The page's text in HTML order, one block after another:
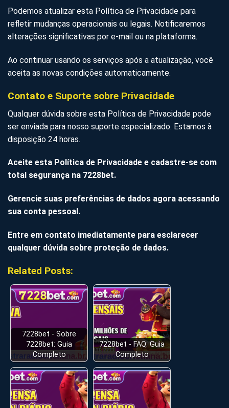
Podemos atualizar esta Política de Privacidade para
refletir mudanças operacionais ou legais. Notificaremos
alterações significativas por e-mail ou na plataforma.
Ao continuar usando os serviços após a atualização, você
aceita as novas condições automaticamente.
Contato e Suporte sobre Privacidade
Qualquer dúvida sobre esta Política de Privacidade pode
ser enviada para nosso suporte especializado. Estamos à
disposição 24 horas.
Aceite esta Política de Privacidade e cadastre-se com
total segurança na 7228bet.
Gerencie suas preferências de dados agora acessando
sua conta pessoal.
Entre em contato imediatamente para esclarecer
qualquer dúvida sobre proteção de dados.
Related Posts:
7228bet - Sobre
7228bet: Guia
Completo
7228bet - FAQ: Guia
Completo